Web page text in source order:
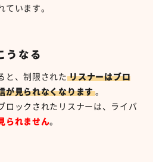
ています。
うなる
と、制限された リスナーはブロ
が見られなくなります 。
ロックされたリスナーは、ライバ
られません。